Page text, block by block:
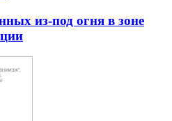
из-под огня в зоне